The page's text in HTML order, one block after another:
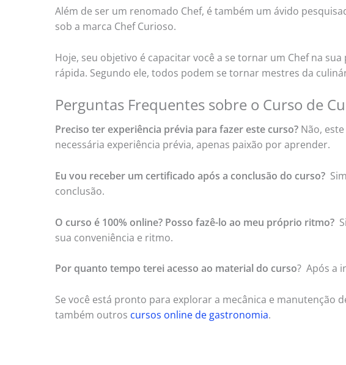
Além de ser um renomado Chef, é também um ávido
sob a marca Chef Curioso.
Hoje, seu objetivo é capacitar você a se tornar um Chef na
rápida. Segundo ele, todos podem se tornar mestres da
Perguntas Frequentes sobre o Curso de
Preciso ter experiência prévia para fazer este curso? Não,
necessária experiência prévia, apenas paixão por aprender.
Eu vou receber um certificado após a conclusão do curso?
conclusão.
O curso é 100% online? Posso fazê-lo ao meu próprio ritmo?
sua conveniência e ritmo.
Por quanto tempo terei acesso ao material do curso? Após a
Se você está pronto para explorar a mecânica e manutenção
também outros cursos online de gastronomia.